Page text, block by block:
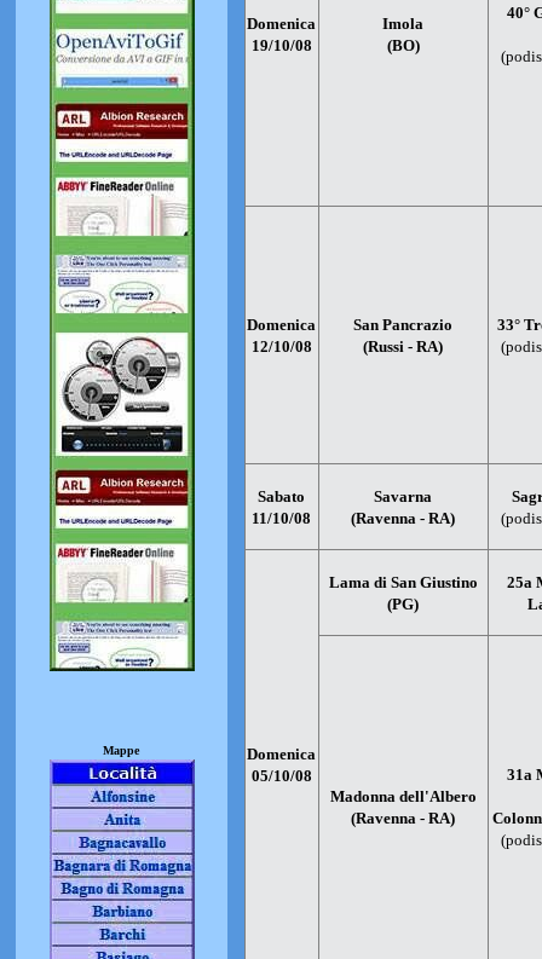
Domenica
19/10/08
Imola
(BO)
40°
Domenica
12/10/08
San Pancrazio
(Russi - RA)
33°
Sabato
11/10/08
Savarna
(Ravenna - RA)
Domenica
05/10/08
Lama di San Giustino
(PG)
25a
Madonna dell'Albero
(Ravenna - RA)
31a
Mappe